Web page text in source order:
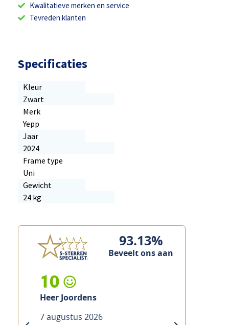
Kwalitatieve merken en service
Tevreden klanten
Specificaties
Kleur
Zwart
Merk
Yepp
Jaar
2024
Frame type
Uni
Gewicht
24 kg
93.13%
Beveelt ons aan
10
Heer Joordens
7 augustus 2026